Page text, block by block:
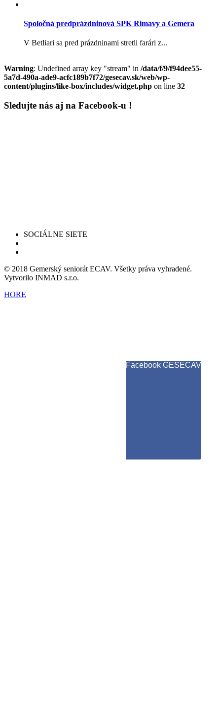
Spoločná predprázdninová SPK Rimavy a Gemera
V Betliari sa pred prázdninami stretli farári z...
Warning: Undefined array key "stream" in /data/f/9/f94dee55-
5a7d-490a-ade9-acfc189b7f72/gesecav.sk/web/wp-
content/plugins/like-box/includes/widget.php on line 32
Sledujte nás aj na Facebook-u !
SOCIÁLNE SIETE
© 2018 Gemerský seniorát ECAV. Všetky práva vyhradené.
Vytvorilo INMAD s.r.o.
HORE
Facebook GESECAV